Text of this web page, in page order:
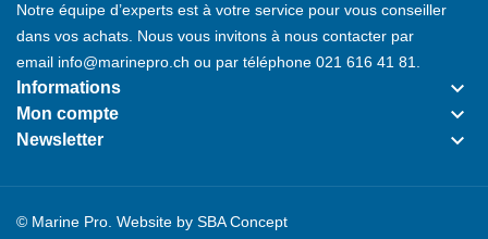
Notre équipe d’experts est à votre service pour vous conseiller
dans vos achats. Nous vous invitons à nous contacter par
email info@marinepro.ch ou par téléphone 021 616 41 81
Informations keyboard_arrow_down
Mon compte keyboard_arrow_down
Newsletter keyboard_arrow_down
© Marine Pro. Website by SBA Concept